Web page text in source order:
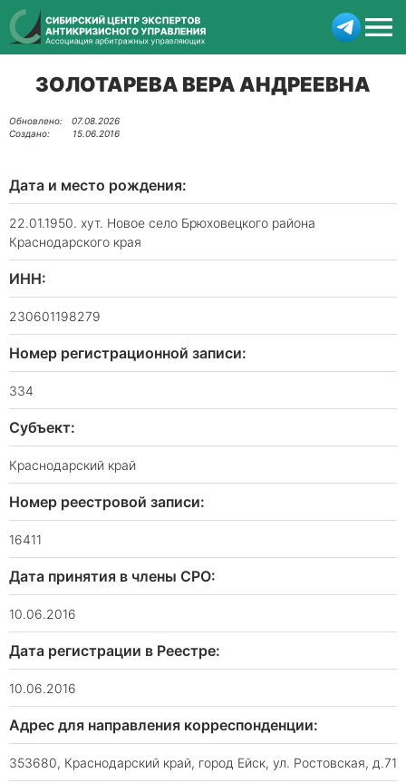
ЗОЛОТАРЕВА ВЕРА АНДРЕЕВНА
07.08.2026
15.06.2016
Дата и место рождения:
22.01.1950. хут. Новое село Брюховецкого района
Краснодарского края
ИНН:
230601198279
Номер регистрационной записи:
334
Субъект:
Краснодарский край
Номер реестровой записи:
16411
Дата принятия в члены СРО:
10.06.2016
Дата регистрации в Реестре:
10.06.2016
Адрес для направления корреспонденции:
353680, Краснодарский край, город Ейск, ул. Ростовская, д.71